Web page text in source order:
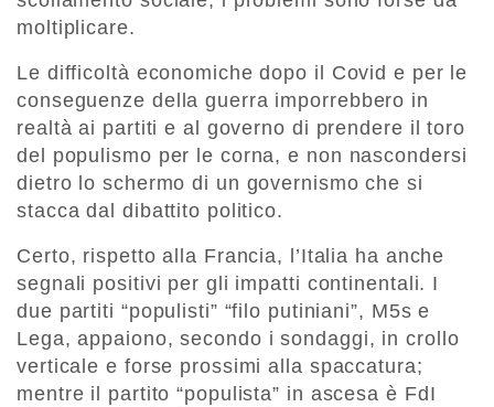
moltiplicare.
Le difficoltà economiche dopo il Covid e per le
conseguenze della guerra imporrebbero in
realtà ai partiti e al governo di prendere il toro
del populismo per le corna, e non nascondersi
dietro lo schermo di un governismo che si
stacca dal dibattito politico.
Certo, rispetto alla Francia, l’Italia ha anche
segnali positivi per gli impatti continentali. I
due partiti “populisti” “filo putiniani”, M5s e
Lega, appaiono, secondo i sondaggi, in crollo
verticale e forse prossimi alla spaccatura;
mentre il partito “populista” in ascesa è FdI